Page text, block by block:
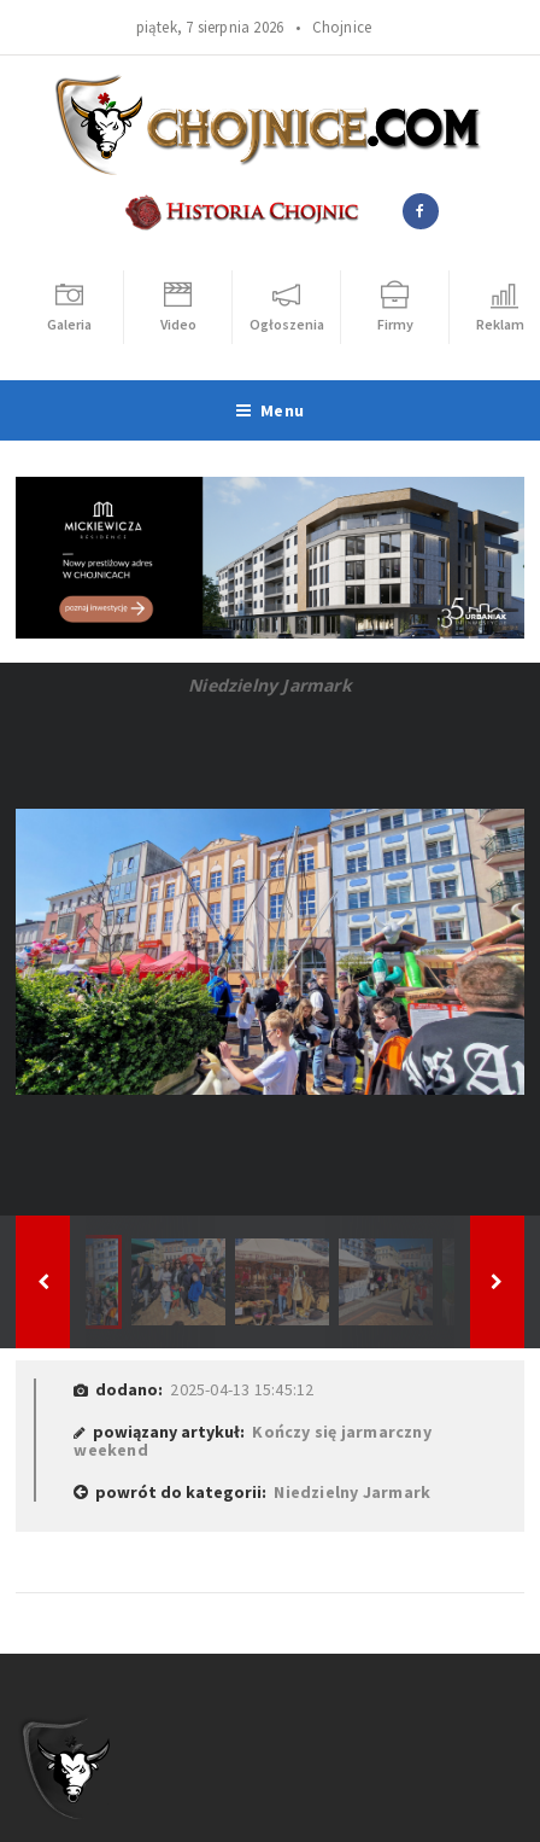
piątek, 7 sierpnia 2026 • Chojnice
Galeria Video Ogłoszenia Firmy Reklama
Menu
Niedzielny Jarmark
dodano: 2025-04-13 15:45:12
powiązany artykuł: Kończy się jarmarczny
weekend
powrót do kategorii: Niedzielny Jarmark